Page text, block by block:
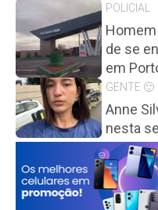
POLICIAL
de se
em
GENTE 🙂
Anne
nesta